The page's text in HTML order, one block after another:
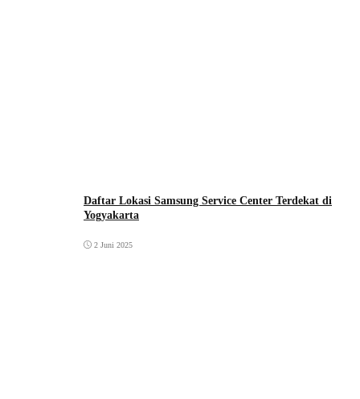
Daftar Lokasi Samsung Service Center Terdekat di
Yogyakarta
2 Juni 2025